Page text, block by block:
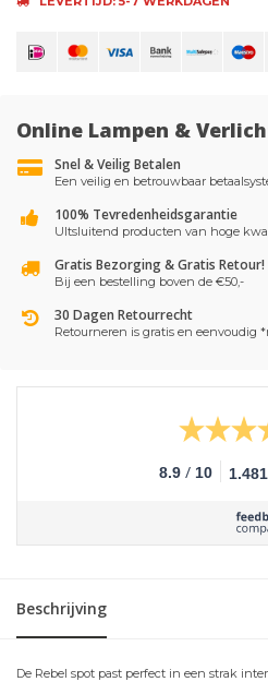
Online Lampen &
Snel & Veilig Betalen
Een veilig en betrouwbaar
100% Tevredenheidsgarantie
UItsluitend producten van hoge
Gratis Bezorging & Gratis Retour!
Bij een bestelling boven de €50,-
30 Dagen Retourrecht
Retourneren is gratis en eenvoudig
8.9 / 10
Beschrijving
De Rebel spot past perfect in een strak